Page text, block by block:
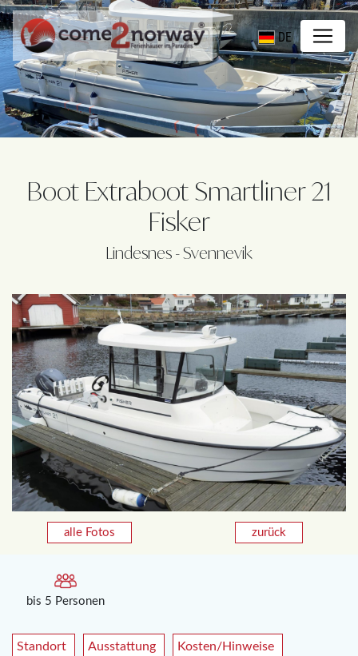
DE
Boot Extraboot Smartliner 21
Fisker
Lindesnes - Svennevik
alle Fotos zurück
bis 5 Personen
Standort Ausstattung Kosten/Hinweise